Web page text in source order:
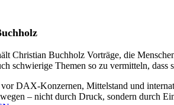
Christian Buchholz Vorträge, die
schwierige Themen so zu vermitteln, dass
DAX-Konzernen, Mittelstand und
– nicht durch Druck, sondern durch